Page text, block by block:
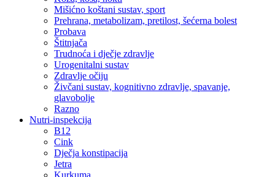
Mišićno koštani sustav, sport
Prehrana, metabolizam, pretilost, šećerna bolest
Probava
Štitnjača
Trudnoća i dječje zdravlje
Urogenitalni sustav
Zdravlje očiju
Živčani sustav, kognitivno zdravlje, spavanje,
glavobolje
Razno
Nutri-inspekcija
B12
Cink
Dječja konstipacija
Jetra
Kurkuma